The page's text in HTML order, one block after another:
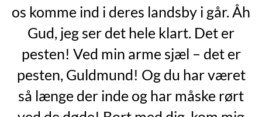
os komme ind i deres landsby i går. Åh
Gud, jeg ser det hele klart. Det er
pesten! Ved min arme sjæl – det er
pesten, Guldmund! Og du har været
så længe der inde og har måske rørt